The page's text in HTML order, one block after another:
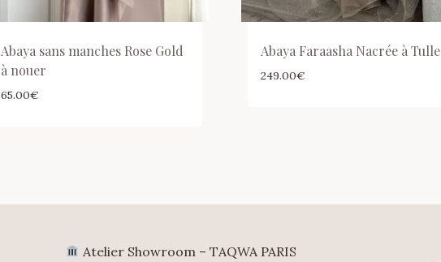
Abaya sans manches Rose Gold
à nouer
65.00€
Abaya Faraasha Nacrée à Tulle
249.00€
Atelier Showroom – TAQWA PARIS